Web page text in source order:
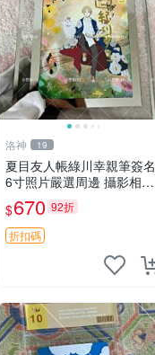
洛神 19
夏目友人帳綠川幸親筆簽名
6寸照片嚴選周邊 攝影相框
網路認證 夏目友人帳收藏
簽名照 6寸
$670 92折
折扣碼